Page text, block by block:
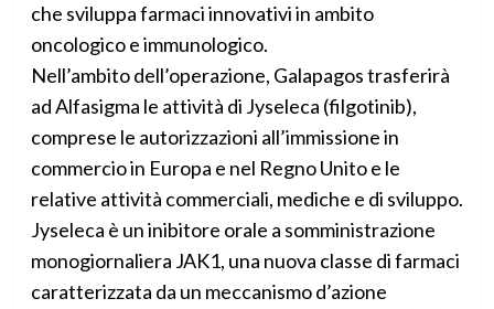
che sviluppa farmaci innovativi in ambito
oncologico e immunologico.
Nell’ambito dell’operazione, Galapagos trasferirà
ad Alfasigma le attività di Jyseleca (filgotinib),
comprese le autorizzazioni all’immissione in
commercio in Europa e nel Regno Unito e le
relative attività commerciali, mediche e di sviluppo.
Jyseleca è un inibitore orale a somministrazione
monogiornaliera JAK1, una nuova classe di farmaci
caratterizzata da un meccanismo d’azione